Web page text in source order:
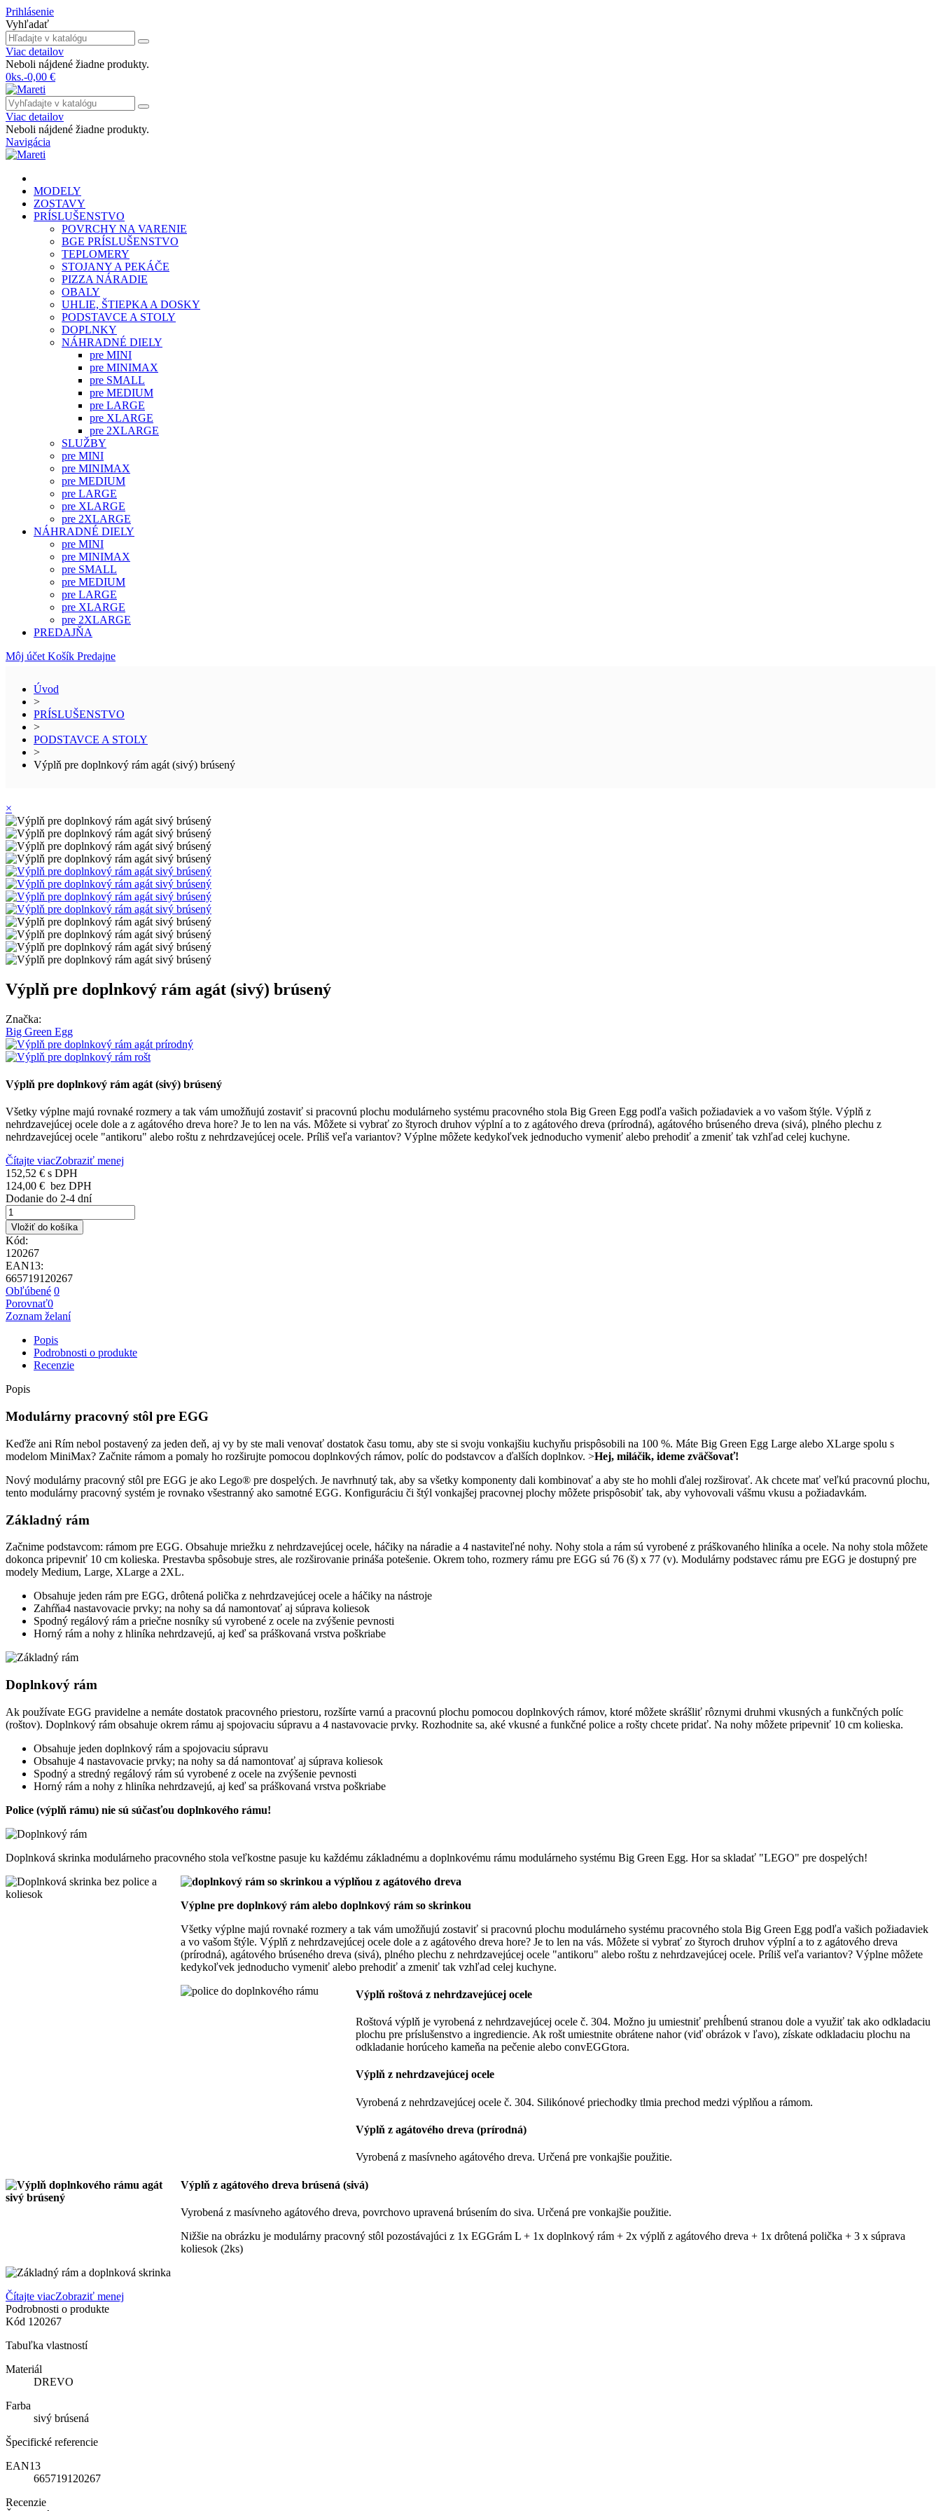
Prihlásenie
Vyhľadať
Viac detailov
Neboli nájdené žiadne produkty.
0ks.-0,00 €
Viac detailov
Neboli nájdené žiadne produkty.
Navigácia
MODELY
ZOSTAVY
PRÍSLUŠENSTVO
POVRCHY NA VARENIE
BGE PRÍSLUŠENSTVO
TEPLOMERY
STOJANY A PEKÁČE
PIZZA NÁRADIE
OBALY
UHLIE, ŠTIEPKA A DOSKY
PODSTAVCE A STOLY
DOPLNKY
NÁHRADNÉ DIELY
pre MINI
pre MINIMAX
pre SMALL
pre MEDIUM
pre LARGE
pre XLARGE
pre 2XLARGE
SLUŽBY
pre MINI
pre MINIMAX
pre MEDIUM
pre LARGE
pre XLARGE
pre 2XLARGE
NÁHRADNÉ DIELY
pre MINI
pre MINIMAX
pre SMALL
pre MEDIUM
pre LARGE
pre XLARGE
pre 2XLARGE
PREDAJŇA
Môj účet Košík Predajne
Úvod
>
PRÍSLUŠENSTVO
>
PODSTAVCE A STOLY
>
Výplň pre doplnkový rám agát (sivý) brúsený
×
Výplň pre doplnkový rám agát (sivý) brúsený
Značka:
Big Green Egg
Výplň pre doplnkový rám agát (sivý) brúsený
Všetky výplne majú rovnaké rozmery a tak vám umožňujú zostaviť si pracovnú plochu modulárneho systému pracovného stola Big Green Egg podľa vašich požiadaviek a vo vašom štýle. Výplň z
nehrdzavejúcej ocele dole a z agátového dreva hore? Je to len na vás. Môžete si vybrať zo štyroch druhov výplní a to z agátového dreva (prírodná), agátového brúseného dreva (sivá), plného plechu z
nehrdzavejúcej ocele "antikoru" alebo roštu z nehrdzavejúcej ocele. Príliš veľa variantov? Výplne môžete kedykoľvek jednoducho vymeniť alebo prehodiť a zmeniť tak vzhľad celej kuchyne.
Čítajte viacZobraziť menej
152,52 € s DPH
124,00 € bez DPH
Dodanie do 2-4 dní
Vložiť do košíka
Kód:
120267
EAN13:
665719120267
Obľúbené 0
Porovnať0
Zoznam želaní
Popis
Podrobnosti o produkte
Recenzie
Popis
Modulárny pracovný stôl pre EGG
Keďže ani Rím nebol postavený za jeden deň, aj vy by ste mali venovať dostatok času tomu, aby ste si svoju vonkajšiu kuchyňu prispôsobili na 100 %. Máte Big Green Egg Large alebo XLarge spolu s
modelom MiniMax? Začnite rámom a pomaly ho rozširujte pomocou doplnkových rámov, políc do podstavcov a ďalších doplnkov. >Hej, miláčik, ideme zväčšovať!
Nový modulárny pracovný stôl pre EGG je ako Lego® pre dospelých. Je navrhnutý tak, aby sa všetky komponenty dali kombinovať a aby ste ho mohli ďalej rozširovať. Ak chcete mať veľkú pracovnú plochu,
tento modulárny pracovný systém je rovnako všestranný ako samotné EGG. Konfiguráciu či štýl vonkajšej pracovnej plochy môžete prispôsobiť tak, aby vyhovovali vášmu vkusu a požiadavkám.
Základný rám
Začnime podstavcom: rámom pre EGG. Obsahuje mriežku z nehrdzavejúcej ocele, háčiky na náradie a 4 nastaviteľné nohy. Nohy stola a rám sú vyrobené z práškovaného hliníka a ocele. Na nohy stola môžete
dokonca pripevniť 10 cm kolieska. Prestavba spôsobuje stres, ale rozširovanie prináša potešenie. Okrem toho, rozmery rámu pre EGG sú 76 (š) x 77 (v). Modulárny podstavec rámu pre EGG je dostupný pre
modely Medium, Large, XLarge a 2XL.
Obsahuje jeden rám pre EGG, drôtená polička z nehrdzavejúcej ocele a háčiky na nástroje
Zahŕňa4 nastavovacie prvky; na nohy sa dá namontovať aj súprava koliesok
Spodný regálový rám a priečne nosníky sú vyrobené z ocele na zvýšenie pevnosti
Horný rám a nohy z hliníka nehrdzavejú, aj keď sa práškovaná vrstva poškriabe
Doplnkový rám
Ak používate EGG pravidelne a nemáte dostatok pracovného priestoru, rozšírte varnú a pracovnú plochu pomocou doplnkových rámov, ktoré môžete skrášliť rôznymi druhmi vkusných a funkčných políc
(roštov). Doplnkový rám obsahuje okrem rámu aj spojovaciu súpravu a 4 nastavovacie prvky. Rozhodnite sa, aké vkusné a funkčné police a rošty chcete pridať. Na nohy môžete pripevniť 10 cm kolieska.
Obsahuje jeden doplnkový rám a spojovaciu súpravu
Obsahuje 4 nastavovacie prvky; na nohy sa dá namontovať aj súprava koliesok
Spodný a stredný regálový rám sú vyrobené z ocele na zvýšenie pevnosti
Horný rám a nohy z hliníka nehrdzavejú, aj keď sa práškovaná vrstva poškriabe
Police (výplň rámu) nie sú súčasťou doplnkového rámu!
Doplnková skrinka modulárneho pracovného stola veľkostne pasuje ku každému základnému a doplnkovému rámu modulárneho systému Big Green Egg. Hor sa skladať "LEGO" pre dospelých!
Výplne pre doplnkový rám alebo doplnkový rám so skrinkou
Všetky výplne majú rovnaké rozmery a tak vám umožňujú zostaviť si pracovnú plochu modulárneho systému pracovného stola Big Green Egg podľa vašich požiadaviek
a vo vašom štýle. Výplň z nehrdzavejúcej ocele dole a z agátového dreva hore? Je to len na vás. Môžete si vybrať zo štyroch druhov výplní a to z agátového dreva
(prírodná), agátového brúseného dreva (sivá), plného plechu z nehrdzavejúcej ocele "antikoru" alebo roštu z nehrdzavejúcej ocele. Príliš veľa variantov? Výplne môžete
kedykoľvek jednoducho vymeniť alebo prehodiť a zmeniť tak vzhľad celej kuchyne.
Výplň roštová z nehrdzavejúcej ocele
Roštová výplň je vyrobená z nehrdzavejúcej ocele č. 304. Možno ju umiestniť prehĺbenú stranou dole a využiť tak ako odkladaciu
plochu pre príslušenstvo a ingrediencie. Ak rošt umiestnite obrátene nahor (viď obrázok v ľavo), získate odkladaciu plochu na
odkladanie horúceho kameňa na pečenie alebo convEGGtora.
Výplň z nehrdzavejúcej ocele
Vyrobená z nehrdzavejúcej ocele č. 304. Silikónové priechodky tlmia prechod medzi výplňou a rámom.
Výplň z agátového dreva (prírodná)
Vyrobená z masívneho agátového dreva. Určená pre vonkajšie použitie.
Výplň z agátového dreva brúsená (sivá)
Vyrobená z masívneho agátového dreva, povrchovo upravená brúsením do siva. Určená pre vonkajšie použitie.
Nižšie na obrázku je modulárny pracovný stôl pozostávajúci z 1x EGGrám L + 1x doplnkový rám + 2x výplň z agátového dreva + 1x drôtená polička + 3 x súprava
koliesok (2ks)
Čítajte viacZobraziť menej
Podrobnosti o produkte
Kód 120267
Tabuľka vlastností
Materiál
DREVO
Farba
sivý brúsená
Špecifické referencie
EAN13
665719120267
Recenzie